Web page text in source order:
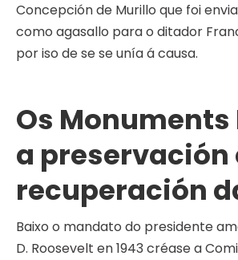
Concepción de Murillo que foi
como agasallo para o ditador
por iso de se se unía á causa.
Os Monuments
a preservación
recuperación
Baixo o mandato do presidente
D. Roosevelt en 1943 créase a